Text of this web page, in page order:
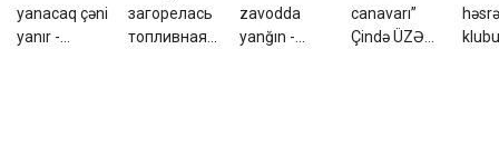
yanacaq çəni
yanır -
загорелась
топливная
zavodda
yanğın -
canavarı”
Çində ÜZƏ
klubu